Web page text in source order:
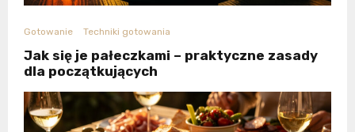
Gotowanie Techniki gotowania
Jak się je pałeczkami – praktyczne zasady
dla początkujących